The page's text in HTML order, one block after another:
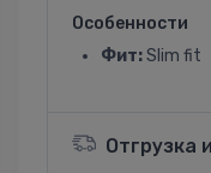
Особенности
Фит:Slim fit
Отгрузка